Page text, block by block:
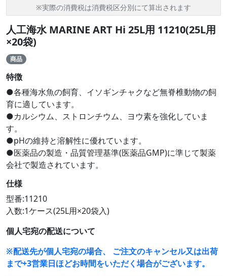
※実際の消費税は消費税区分別にて算出されます
人工海水 MARINE ART Hi 25L用 11210(25L用
×20袋)
商品
特徴
●各種海水魚の飼育、イソギンチャクなど無脊椎動物の飼
育に適しています。
●カルシウム、ストロンチウム、ヨウ素を強化していま
す。
●pHの維持と溶解性に優れています。
●医薬品の製造・品質管理基準(医薬品GMP)に準じて製薬
会社で製造されています。
仕様
型番:11210
入数:1ケース(25L用×20袋入)
個人宅宛の配送について
※配送先が個人宅宛の場合、 ご注文のキャンセル又は出荷
まで+3営業日ほどお時間をいただく場合がございます。